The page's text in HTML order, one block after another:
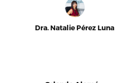
Dra. Natalie Pérez Luna